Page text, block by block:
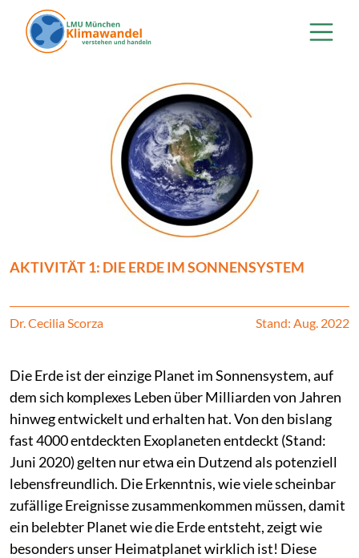
Direkt zum Inhalt
AKTIVITÄT 1: DIE ERDE IM SONNENSYSTEM
Dr. Cecilia Scorza Stand: Aug. 2022
Die Erde ist der einzige Planet im Sonnensystem, auf
dem sich komplexes Leben über Milliarden von Jahren
hinweg entwickelt und erhalten hat. Von den bislang
fast 4000 entdeckten Exoplaneten entdeckt (Stand:
Juni 2020) gelten nur etwa ein Dutzend als potenziell
lebensfreundlich. Die Erkenntnis, wie viele scheinbar
zufällige Ereignisse zusammenkommen müssen, damit
ein belebter Planet wie die Erde entsteht, zeigt wie
besonders unser Heimatplanet wirklich ist! Diese